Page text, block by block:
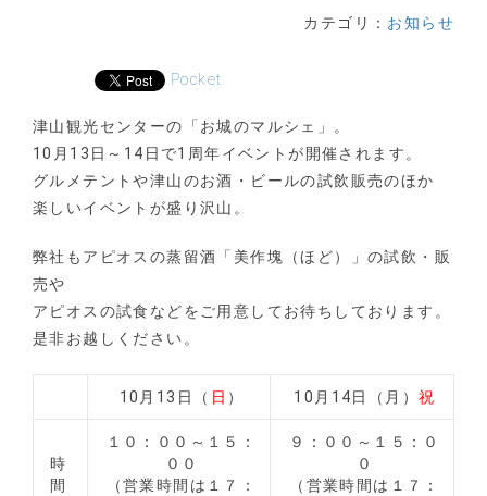
カテゴリ： お知らせ
Pocket
津山観光センターの「お城のマルシェ」。
10月13日～14日で1周年イベントが開催されます。
グルメテントや津山のお酒・ビールの試飲販売のほか
楽しいイベントが盛り沢山。
弊社もアピオスの蒸留酒「美作塊（ほど）」の試飲・販
売や
アピオスの試食などをご用意してお待ちしております。
是非お越しください。
10月13日（ 日 ） 10月14日（月）祝
時
間
１０：００～１５：
００
（営業時間は１７：
９：００～１５：０
０
（営業時間は１７：